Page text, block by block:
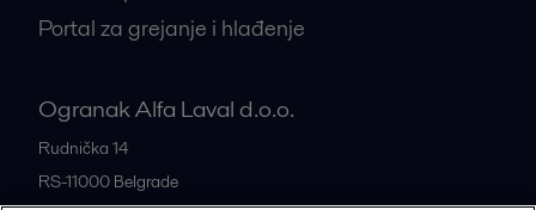
Portal za grejanje i hlađenje
Ogranak Alfa Laval d.o.o.
Rudnička 14
RS-11000 Belgrade